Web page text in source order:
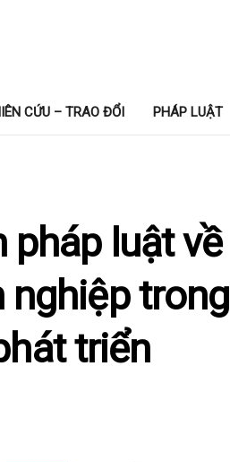
CỨU – TRAO ĐỔI PHÁP LUẬT
pháp luật về
nghiệp trong
triển